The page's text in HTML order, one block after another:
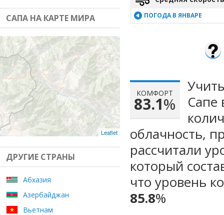
САПА НА КАРТЕ МИРА
Leaflet
ДРУГИЕ СТРАНЫ
Абхазия
Азербайджан
Вьетнам
ПОГОДА В ЯНВАРЕ
КОМФОРТ
83.1%
Сапе
облачность,
рассчитали
который
что уровень
85.8%